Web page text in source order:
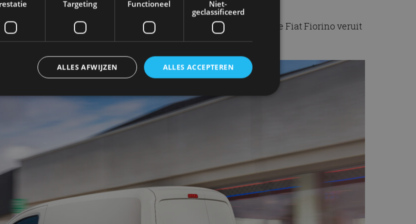
komt uit op 12.995 euro, exclusief BTW en BPM. Daarmee is de Fiat Fiorino veruit
Targeting Functioneel
Niet-
geclassificeerd
ALLES ACCEPTEREN
ALLES AFWIJZEN
Niet-geclassificeerd
de kernfunctionaliteiten van de website mogelijk, zoals gebruikersaanmelding en
goed worden gebruikt zonder de strikt noodzakelijke cookies.
Vervaldatum
Deze cookie wordt gebruikt door de CloudFlare-service om
vertrouwd webverkeer te identificeren en alle
beveiligingsbeperkingen op basis van het IP-adres van de bezoeker
te omzeilen. Het is essentieel voor het ondersteunen van de
veiligheid van een website functies en in het bieden van
bescherming tegen kwaadaardige bezoekers.